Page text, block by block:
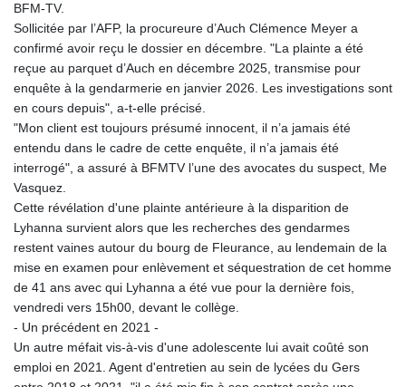
IQD 1510.805008
IRR
1585899.080318
ISK 142.416699
JEP 0.856878
JMD 182.808298
JOD 0.817933
JPY 182.556612
KGS 100.877923
KHR 4679.608344
KMF 492.565076
KRW 1640.91172
KWD 0.357128
KYD 0.961103
LAK 26058.000902
103275.743756
BFM-TV.
Sollicitée par l’AFP, la procureure d’Auch Clémence Meyer a
confirmé avoir reçu le dossier en décembre. "La plainte a été
reçue au parquet d’Auch en décembre 2025, transmise pour
enquête à la gendarmerie en janvier 2026. Les investigations sont
en cours depuis", a-t-elle précisé.
"Mon client est toujours présumé innocent, il n’a jamais été
entendu dans le cadre de cette enquête, il n’a jamais été
interrogé", a assuré à BFMTV l’une des avocates du suspect, Me
Vasquez.
Cette révélation d'une plainte antérieure à la disparition de
Lyhanna survient alors que les recherches des gendarmes
restent vaines autour du bourg de Fleurance, au lendemain de la
mise en examen pour enlèvement et séquestration de cet homme
de 41 ans avec qui Lyhanna a été vue pour la dernière fois,
vendredi vers 15h00, devant le collège.
- Un précédent en 2021 -
Un autre méfait vis-à-vis d'une adolescente lui avait coûté son
emploi en 2021. Agent d'entretien au sein de lycées du Gers